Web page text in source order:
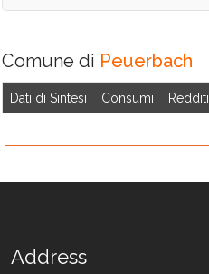
Comune di Peuerbach
Dati di Sintesi Consumi Redditi
Address